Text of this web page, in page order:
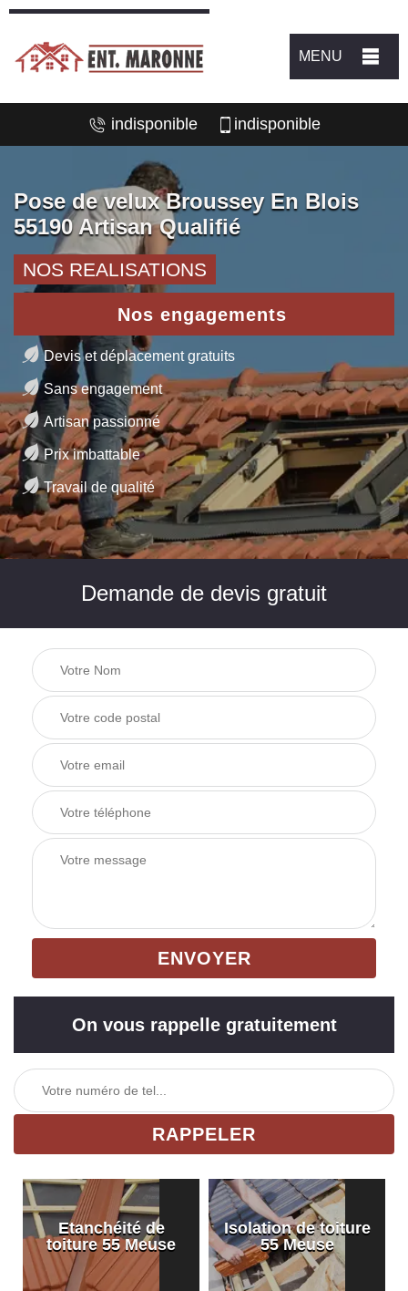
MENU
indisponible indisponible
Pose de velux Broussey En Blois
55190 Artisan Qualifié
NOS REALISATIONS
Nos engagements
Devis et déplacement gratuits
Sans engagement
Artisan passionné
Prix imbattable
Travail de qualité
Demande de devis gratuit
On vous rappelle gratuitement
Etanchéité de
toiture 55 Meuse
Isolation de toiture
55 Meuse